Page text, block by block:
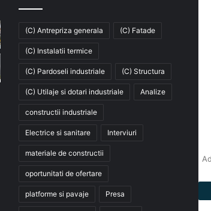
(C) Antrepriza generala (C) Fatade
(C) Instalatii termice
(C) Pardoseli industriale (C) Structura
(C) Utilaje si dotari industriale Analize
constructii industriale
Electrice si sanitare Interviuri
materiale de constructii
oportunitati de ofertare
platforme si pavaje Presa